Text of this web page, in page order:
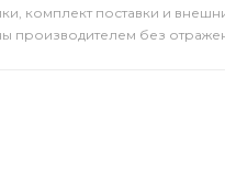
комплект поставки и
производителем без